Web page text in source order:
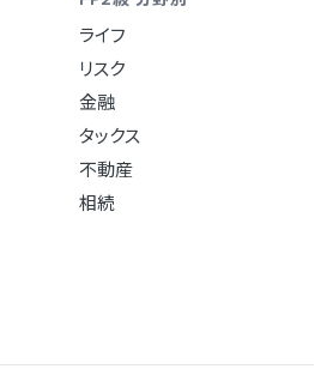
ライフ
リスク
金融
タックス
不動産
相続